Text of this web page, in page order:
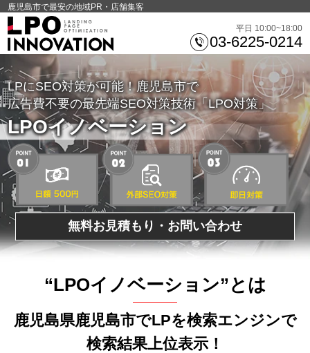
鹿児島市で最安の地域PR・店舗集客
平日 10:00~18:00
03-6225-0214
LPにSEO対策が可能！鹿児島市で
広告費不要の最先端SEO対策技術「LPO対策」
LPOイノベーション
無料お見積もり・お問い合わせ
“LPOイノベーション”とは
鹿児島県鹿児島市でLPを検索エンジンで
検索結果上位表示！